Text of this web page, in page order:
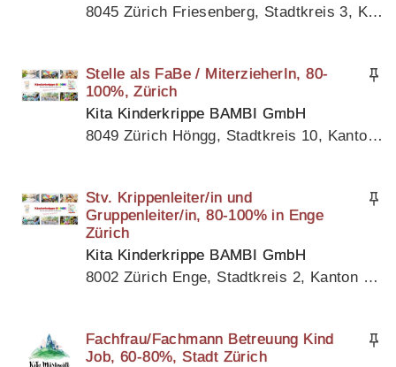
8045 Zürich Friesenberg, Stadtkreis 3, Kanton Zürich
Stelle als FaBe / MiterzieherIn, 80-
100%, Zürich
Kita Kinderkrippe BAMBI GmbH
8049 Zürich Höngg, Stadtkreis 10, Kanton Zürich
Stv. Krippenleiter/in und
Gruppenleiter/in, 80-100% in Enge
Zürich
Kita Kinderkrippe BAMBI GmbH
8002 Zürich Enge, Stadtkreis 2, Kanton Zürich
Fachfrau/Fachmann Betreuung Kind
Job, 60-80%, Stadt Zürich